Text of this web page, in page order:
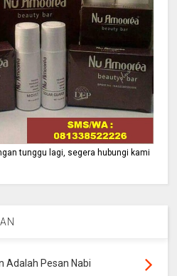
tunggu lagi, segera hubungi kami
Adalah Pesan Nabi